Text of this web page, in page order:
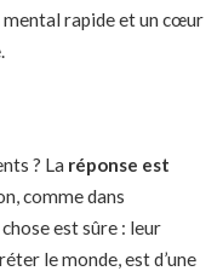
mental rapide et un cœur
? La réponse est
comme dans
est sûre : leur
le monde, est d’une